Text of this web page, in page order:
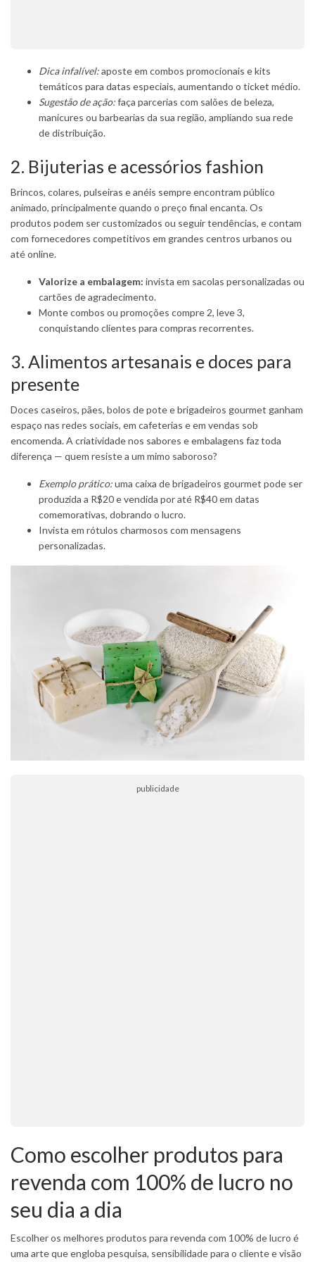
Dica infalível:aposte em combos promocionais e kits
temáticos para datas especiais, aumentando o ticket médio.
Sugestão de ação:faça parcerias com salões de beleza,
manicures ou barbearias da sua região, ampliando sua rede
de distribuição.
2. Bijuterias e acessórios fashion
Brincos, colares, pulseiras e anéis sempre encontram público
animado, principalmente quando o preço final encanta. Os
produtos podem ser customizados ou seguir tendências, e contam
com fornecedores competitivos em grandes centros urbanos ou
até online.
Valorize a embalagem: invista em sacolas personalizadas ou
cartões de agradecimento.
Monte combos ou promoções compre 2, leve 3,
conquistando clientes para compras recorrentes.
3. Alimentos artesanais e doces para
presente
Doces caseiros, pães, bolos de pote e brigadeiros gourmet ganham
espaço nas redes sociais, em cafeterias e em vendas sob
encomenda. A criatividade nos sabores e embalagens faz toda
diferença — quem resiste a um mimo saboroso?
Exemplo prático:uma caixa de brigadeiros gourmet pode ser
produzida a R$20 e vendida por até R$40 em datas
comemorativas, dobrando o lucro.
Invista em rótulos charmosos com mensagens
personalizadas.
publicidade
Como escolher produtos para
revenda com 100% de lucro no
seu dia a dia
Escolher os melhores produtos para revenda com 100% de lucro é
uma arte que engloba pesquisa, sensibilidade para o cliente e visão